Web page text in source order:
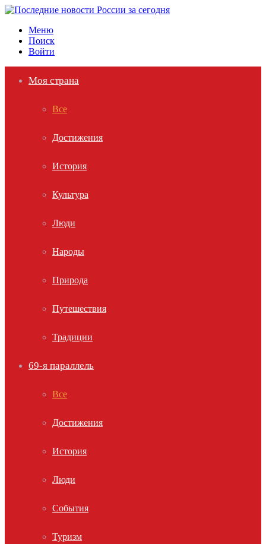
Меню
Поиск
Войти
Моя страна
Все
Достижения
История
Культура
Люди
Народы
Природа
Путешествия
Традиции
69-я параллель
Все
Достижения
История
Люди
События
Туризм